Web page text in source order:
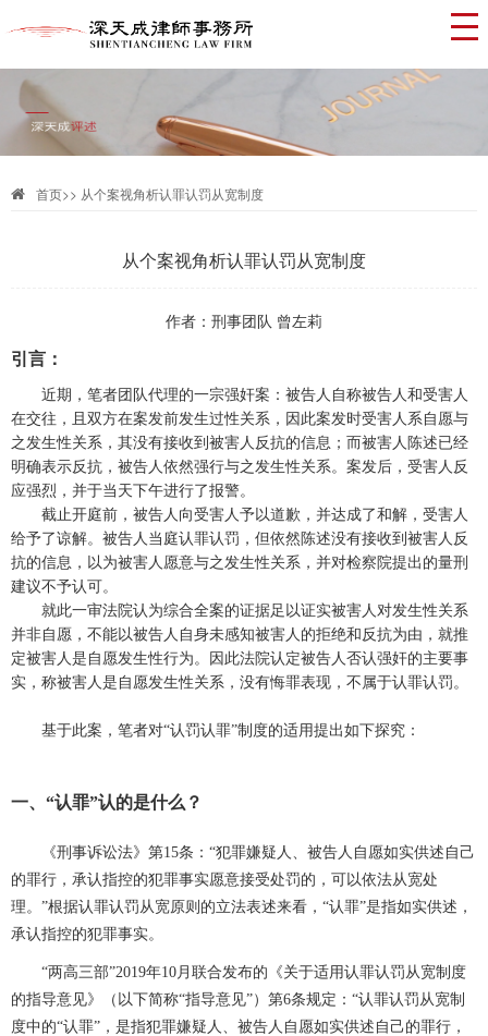
首页>> 从个案视角析认罪认罚从宽制度
从个案视角析认罪认罚从宽制度
作者：刑事团队 曾左莉
引言 ：
近期，笔者团队代理的一宗强奸案：被告人自称被告人和受害人
在交往， 且 双方在案发前发生过性关系，因此案发时受害人系自愿与
之发生性关系， 其没有接收到被害人反抗的信息； 而被害人陈述已经
明确表示反抗，被告人依然强行与之发生性关系。案发后，受害人反
应强烈， 并于当天下午进行了报警。
截止开庭前，被告人向受害人予以道歉，并达成了和解，受害人
给予了谅解。被告人当庭认罪认罚，但依然陈述没有接收到被害人反
抗的信息，以为被害人愿意与之发生性关系， 并对检察院提出的量刑
建议不予认可。
就此一审法院认为综合全案的证据足以证实被害人对发生性关系
并非自愿，不能以被告人自身未感知被害人的拒绝和反抗为由，就推
定被害人是自愿发生性行为。因此法院认定被告人否认强奸的主要事
实，称被害人 是 自愿发生性关系，没有悔罪表现，不属于认罪认罚。
基于此案，笔者对“认罚认罪”制度的适用提出如下探究：
一、 “认罪”认的是什么 ？
《刑事诉讼法》第15条：“犯罪嫌疑人、被告人自愿如实供述自己
的罪行，承认指控的犯罪事实愿意接受处罚的，可以依法从宽处
理。”根据认罪认罚从宽原则的立法表述来看，“认罪”是指如实供述，
承认指控的犯罪事实。
“两高三部”2019年10月联合发布的《关于适用认罪认罚从宽制度
的指导意见》（以下简称“指导意见”）第6条规定：“认罪认罚从宽制
度中的“认罪”，是指犯罪嫌疑人、被告人自愿如实供述自己的罪行，